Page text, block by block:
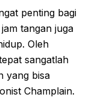
penting bagi
tangan juga
Oleh
sangatlah
yang bisa
Champlain.